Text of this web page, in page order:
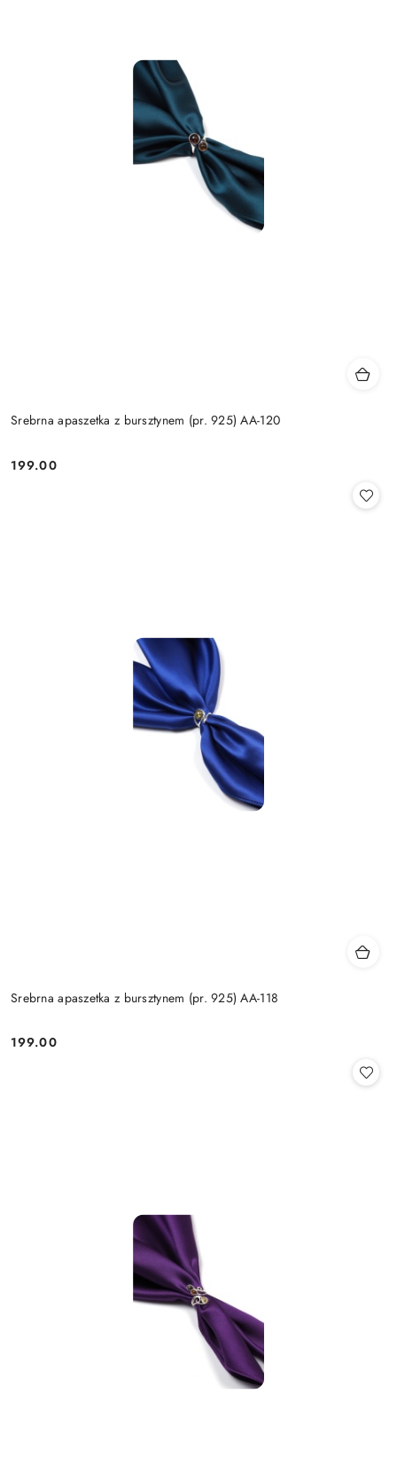
Srebrna apaszetka z bursztynem (pr. 925) AA-120
Cena:
199.00
Srebrna apaszetka z bursztynem (pr. 925) AA-118
Cena:
199.00